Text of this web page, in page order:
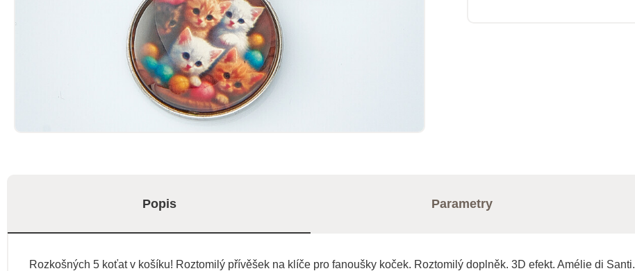
Popis Parametry
Rozkošných 5 koťat v košíku! Roztomilý přívěšek na klíče pro fanoušky koček. Roztomilý doplněk. 3D efekt. Amélie di Santi.